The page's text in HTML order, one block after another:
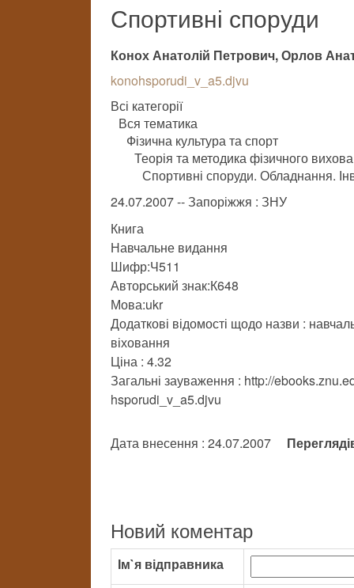
Спортивні споруди
Конох Анатолій Петрович, Орлов
konohsporudi_v_a5.djvu
Всі категорії
Вся тематика
Фізична культура та спорт
Теорія та методика фізичного
Спортивні споруди. Обладнання.
24.07.2007 -- Запоріжжя : ЗНУ
Книга
Навчальне видання
Шифр:Ч511
Авторський знак:К648
Мова:ukr
Додаткові відомості щодо назви :
віховання
Ціна : 4.32
Загальні зауваження : http://
hsporudi_v_a5.djvu
Дата внесення : 24.07.2007
Новий коментар
Ім`я відправника